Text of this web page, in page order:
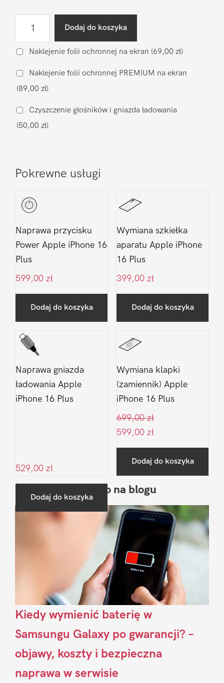
oprogramowania
iPhone
16
Plus
Dodaj do koszyka
Naklejenie folii ochronnej na ekran (69,00 zł)
Naklejenie folii ochronnej PREMIUM na ekran
(89,00 zł)
Czyszczenie głośników i gniazda ładowania
(50,00 zł)
Pokrewne usługi
Naprawa przycisku
Power Apple iPhone 16
Plus
599,00 zł
Dodaj do koszyka
Wymiana szkiełka
aparatu Apple iPhone
16 Plus
399,00 zł
Dodaj do koszyka
Naprawa gniazda
ładowania Apple
iPhone 16 Plus
529,00 zł
Dodaj do koszyka
Wymiana klapki
(zamiennik) Apple
iPhone 16 Plus
699,00zł
599,00 zł
Dodaj do koszyka
Pierwszy
Sidebar
Ostatnio na blogu
Kiedy wymienić baterię w
Samsungu Galaxy po gwarancji? –
objawy, koszty i bezpieczna
naprawa w serwisie